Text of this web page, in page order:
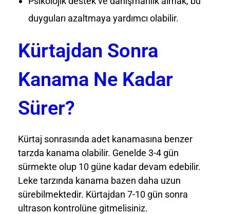
duyguları azaltmaya yardımcı olabilir.
Kürtajdan Sonra
Kanama Ne Kadar
Sürer?
Kürtaj sonrasında adet kanamasına benzer
tarzda kanama olabilir. Genelde 3-4 gün
sürmekte olup 10 güne kadar devam edebilir.
Leke tarzında kanama bazen daha uzun
sürebilmektedir. Kürtajdan 7-10 gün sonra
ultrason kontrolüne gitmelisiniz.